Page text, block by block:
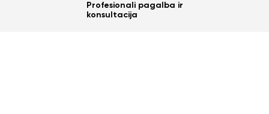
Profesionali pagalba ir
konsultacija